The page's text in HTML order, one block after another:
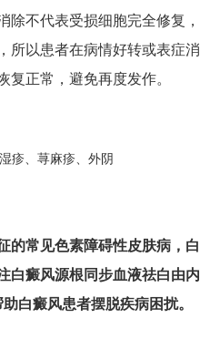
除不代表受损细胞完全修复
所以患者在病情好转或表症
正常，避免再度发作。
疹、荨麻疹、外阴
的常见色素障碍性皮肤病，
白癜风源根同步血液祛白由
白癜风患者摆脱疾病困扰。